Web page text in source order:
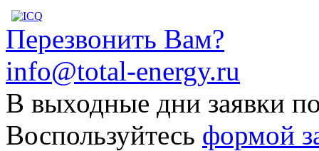
Перезвонить Вам?
info@total-energy.ru
В выходные дни заявки
Воспользуйтесь формой